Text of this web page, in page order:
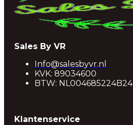
Sales By VR
Info@salesbyvr.nl
KVK: 89034600
BTW: NL004685224B24
Klantenservice